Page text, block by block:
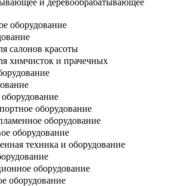
оборудование
салонов красоты
химчисток и прачечных
оборудование
оборудование
оборудование
техника и оборудование
оборудование
оборудование